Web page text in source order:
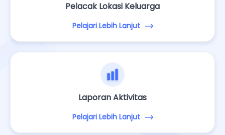
Pelacak Lokasi Keluarga
Pelajari Lebih Lanjut
Laporan Aktivitas
Pelajari Lebih Lanjut